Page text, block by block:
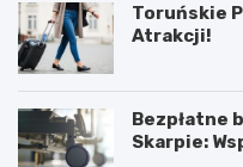
Toruńskie
Atrakcji!
Bezpłatne
Skarpie: